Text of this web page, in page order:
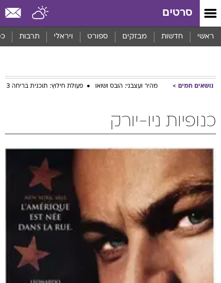
סרטים
ראשי חדשות מבזקים ספורט ויראלי תרבות
נושאים חמים מהיר ועצבני: הובס ושואו פעולת חילוץ: תוכנית בריחה 3
כנופיות ניו-יורק